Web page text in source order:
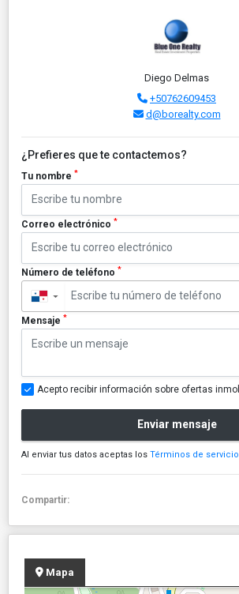
Diego Delmas
+50762609453
d@borealty.com
¿Prefieres que te contactemos?
Tu nombre *
Correo electrónico *
Número de teléfono *
▼
Mensaje *
Acepto recibir información sobre ofertas
Enviar mensaje
Al enviar tus datos aceptas los Términos de
Compartir:
Mapa